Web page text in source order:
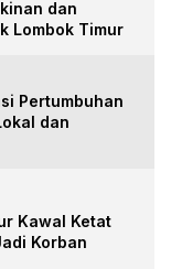
dan
Lombok Timur
Pertumbuhan
dan
Kawal Ketat
Korban